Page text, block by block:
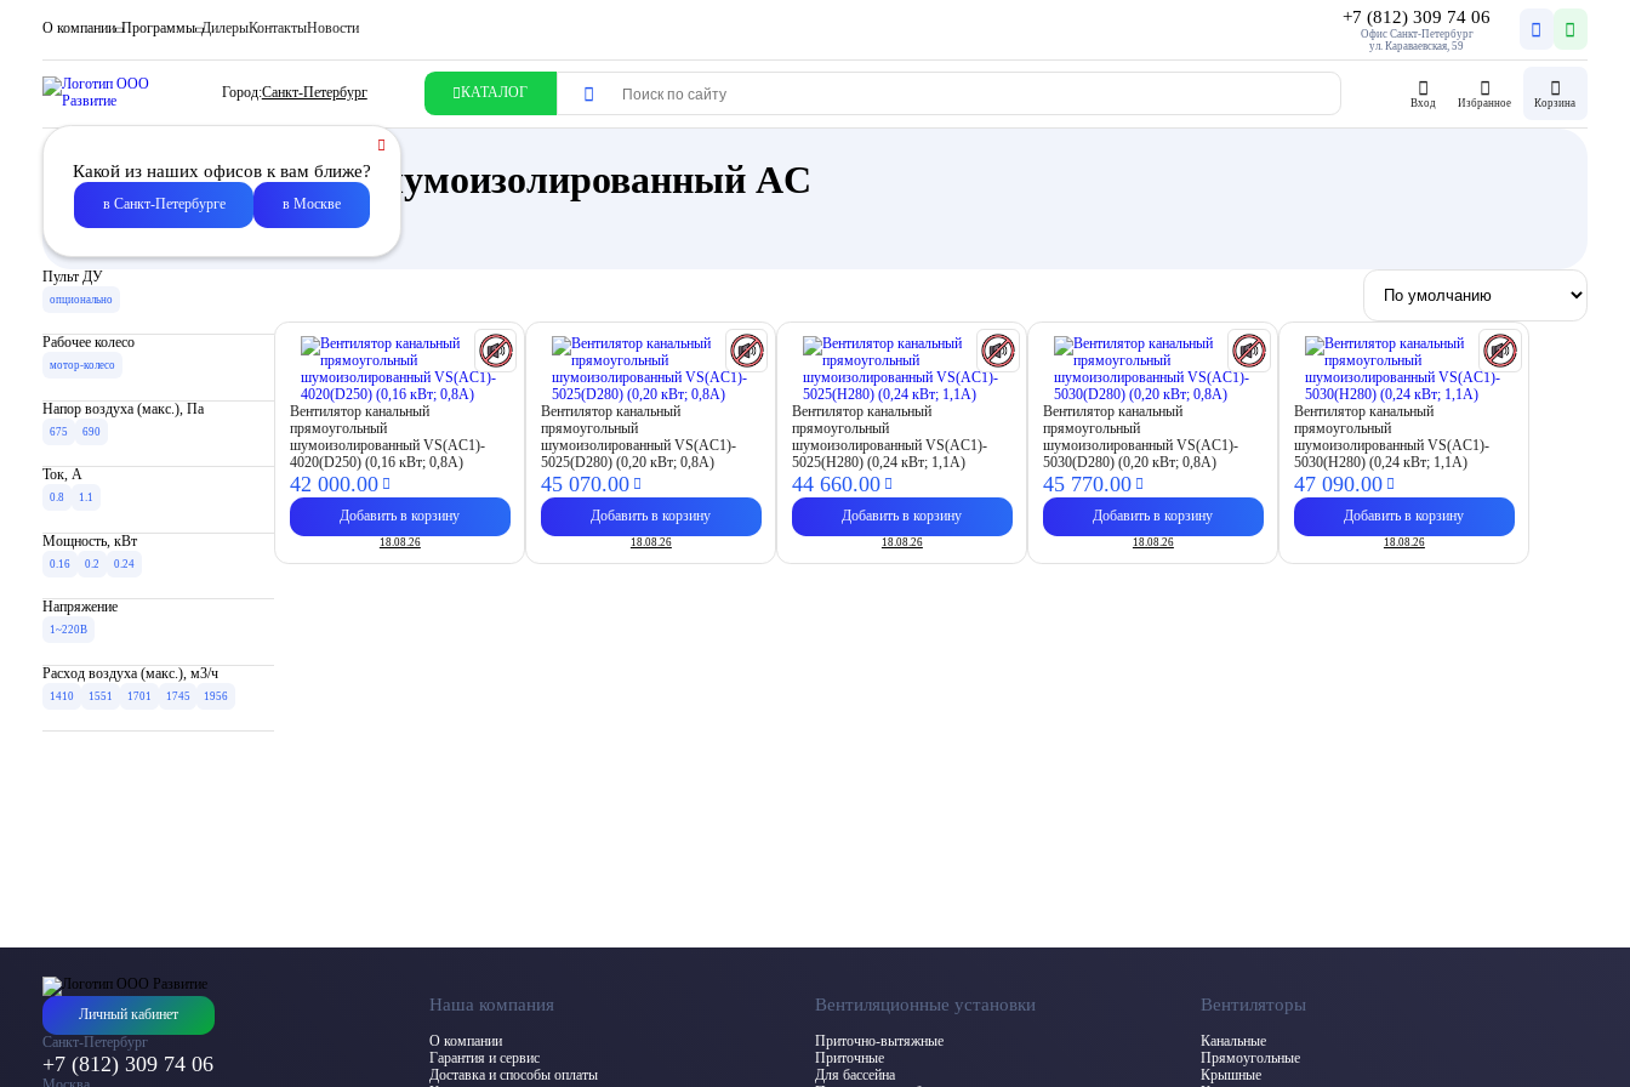
О компании Программы ДилерыКонтактыНовости
+7 (812) 309 74 06
Офис Санкт-Петербург
ул. Караваевская, 59
Город:Санкт-Петербург КАТАЛОГ
Вход Избранное Корзина
Какой из наших офисов к вам ближе?
в Санкт-Петербурге в Москве
Прямоугольный шумоизолированный AC
Пульт ДУ
опционально
Рабочее колесо
мотор-колесо
Напор воздуха (макс.), Па
675 690
Ток, A
0.8 1.1
Мощность, кВт
0.16 0.2 0.24
Напряжение
1~220В
Расход воздуха (макс.), м3/ч
1410 1551 1701 1745 1956
Вентилятор канальный
прямоугольный
шумоизолированный VS(AC1)-
4020(D250) (0,16 кВт; 0,8А)
42 000.00
Добавить в корзину
18.08.26
Вентилятор канальный
прямоугольный
шумоизолированный VS(AC1)-
5025(D280) (0,20 кВт; 0,8А)
45 070.00
Добавить в корзину
18.08.26
Вентилятор канальный
прямоугольный
шумоизолированный VS(AC1)-
5025(H280) (0,24 кВт; 1,1А)
44 660.00
Добавить в корзину
18.08.26
Вентилятор канальный
прямоугольный
шумоизолированный VS(AC1)-
5030(D280) (0,20 кВт; 0,8А)
45 770.00
Добавить в корзину
18.08.26
Вентилятор канальный
прямоугольный
шумоизолированный VS(AC1)-
5030(H280) (0,24 кВт; 1,1А)
47 090.00
Добавить в корзину
18.08.26
Личный кабинет
Санкт-Петербург
+7 (812) 309 74 06
Наша компания
О компании
Гарантия и сервис
Доставка и способы оплаты
Вентиляционные установки
Приточно-вытяжные
Приточные
Для бассейна
Вентиляторы
Канальные
Прямоугольные
Крышные